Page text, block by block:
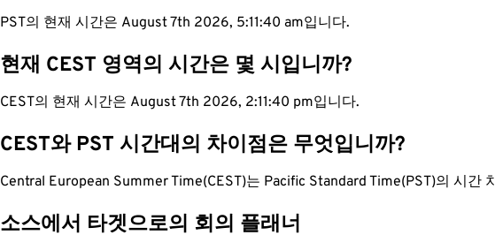
PST의 현재 시간은 August 7th 2026, 5:11:41 am입니다.
현재 CEST 영역의 시간은 몇 시입니까?
CEST의 현재 시간은 August 7th 2026, 2:11:41 pm입니다.
CEST와 PST 시간대의 차이점은 무엇입니까?
Central European Summer Time(CEST)는 Pacific Standard Time(PST)의 시간
소스에서 타겟으로의 회의 플래너